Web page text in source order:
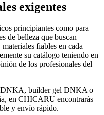
exigentes
principiantes como para
de belleza que buscan
fiables en cada
su catálogo teniendo en
de los profesionales del
DNKA, builder gel DNKA o
en CHICARU encontrarás
y envío rápido.